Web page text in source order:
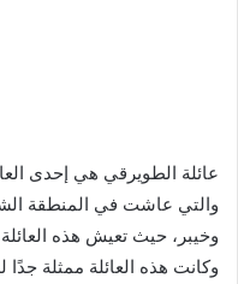
عائلة الطويرقي هي إحدى
والتي عاشت في المنطقة
وخيبر، حيث تعيش هذه
وكانت هذه العائلة ممثلة